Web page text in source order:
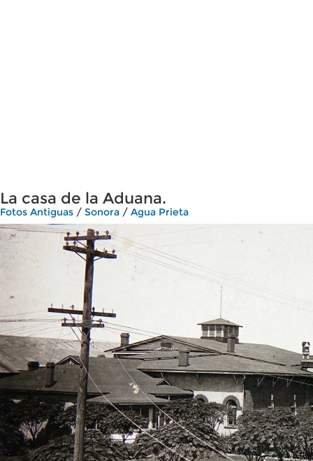
La casa de la Aduana.
Fotos Antiguas / Sonora / Agua Prieta